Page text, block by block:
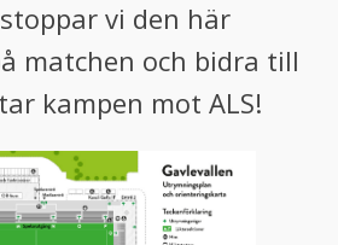
vi den här
matchen och bidra till
kampen mot ALS!